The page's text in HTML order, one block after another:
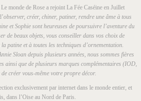
monde de Rose a rejoint La Fée Caséine en Juillet
observer, créer, chiner, patiner, rendre une âme à tous
et Sophie sont heureuses de poursuivre l’aventure du
de beaux objets, vous conseiller dans vos choix de
patine et à toutes les techniques d’ornementation.
Sloan depuis plusieurs années, nous sommes fières
ainsi que de plusieurs marques complémentaires (IOD,
créer vous-même votre propre décor.
exclusivement par internet dans le monde entier, et
dans l’Oise au Nord de Paris.